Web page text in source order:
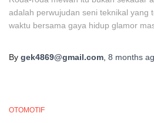
adalah perwujudan seni teknikal yang
waktu bersama gaya hidup glamor
By gek4869@gmail.com 8 months
OTOMOTIF